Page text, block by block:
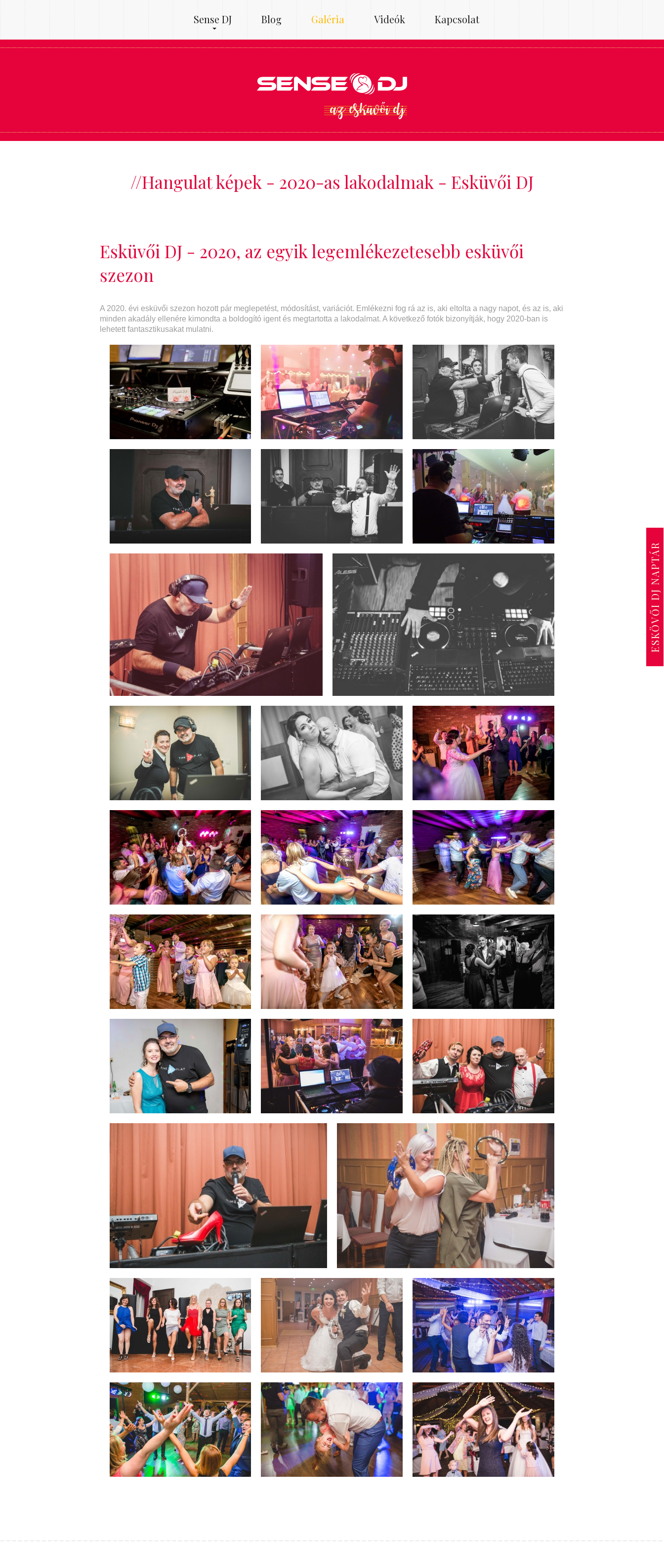
ESKÖVŐI DJ NAPTÁR
Sense DJ Blog Galéria Videók Kapcsolat
//Hangulat képek - 2020-as lakodalmak - Esküvői DJ
Esküvői DJ - 2020, az egyik legemlékezetesebb esküvői
szezon
A 2020. évi esküvői szezon hozott pár meglepetést, módosítást, variációt. Emlékezni fog rá az is, aki eltolta a nagy napot, és az is, aki
minden akadály ellenére kimondta a boldogító igent és megtartotta a lakodalmat. A következő fotók bizonyítják, hogy 2020-ban is
lehetett fantasztikusakat mulatni.